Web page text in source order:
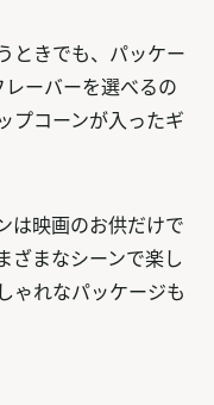
ときでも、パッケー
ーバーを選べるの
プコーンが入ったギ
は映画のお供だけで
ざまなシーンで楽し
ゃれなパッケージも